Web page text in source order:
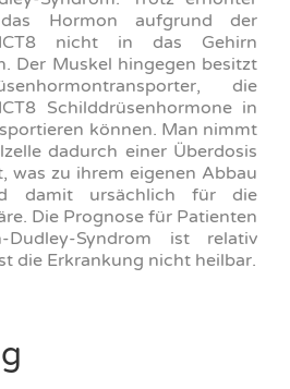
Hormon aufgrund der
nicht in das Gehirn
Der Muskel hingegen besitzt
die
Schilddrüsenhormone in
können. Man nimmt
dadurch einer Überdosis
was zu ihrem eigenen Abbau
damit ursächlich für die
Die Prognose für Patienten
Dudley-Syndrom ist relativ
die Erkrankung nicht heilbar.